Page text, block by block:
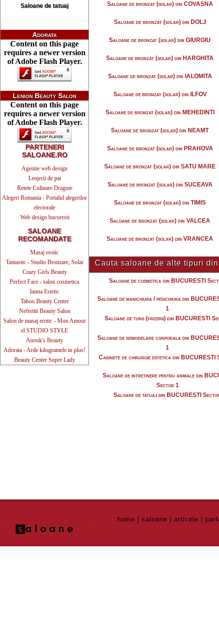
Saloane de tatuaj
Adorata
Content on this page
requires a newer version
of Adobe Flash Player.
Lenion Beauty Salon
Content on this page
requires a newer version
of Adobe Flash Player.
PARTENERI
SALOANE.RO
Agentie web design
Lenjerii de pat
Retete Culinare Dragute
Alegeri Romania - Portalul alegerilor
electorale
Web design bucuresti
SALOANE
RECOMANDATE
Masaj erotic
Tantastic - Studio Bronzare, Solar
Crazy Girls Beauty
Perfect Face - salon cosmetica
Ianna Estetic
Taboo Beauty Center
Nefertiti Beauty Salon
Salon de masaj erotic - Mon Amour
el STUDIO STYLE
Anouk's Beauty
Adorata - Arde kilogramele in plus!
Beauty Center Super Lady
Saloane de bronzat (solar) din COVASNA
Saloane de bronzat (solar) din DOLJ
Saloane de bronzat (solar) din GIURGIU
Saloane de bronzat (solar) din HARGHITA
Saloane de bronzat (solar) din IALOMITA
Saloane de bronzat (solar) din ILFOV
Saloane de bronzat (solar) din MEHEDINTI
Saloane de bronzat (solar) din NEAMT
Saloane de bronzat (solar) din PRAHOVA
Saloane de bronzat (solar) din SATU MARE
Saloane de bronzat (solar) din SUCEAVA
Saloane de bronzat (solar) din TIMIS
Saloane de bronzat (solar) din VALCEA
Saloane de bronzat (solar) din VRANCEA
Cauta saloane de alte tipuri
Saloane de cosmetica din BUCURESTI
Saloane de manichiura / pedichiura din
1
Saloane de tuns (frizerii) din BUCURESTI
Saloane de remodelare corporala din
1
Cabinete de chirurgie estetica din BUCURESTI
Saloane de intretinere pentru animale din
Sector 1
Saloane de tatuaj din BUCURESTI
home saloane articole